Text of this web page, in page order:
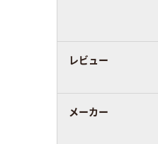
レビュー
メーカー